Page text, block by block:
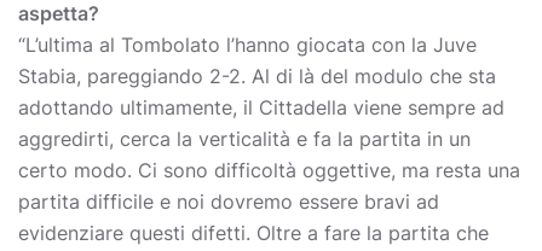
aspetta?
“L’ultima al Tombolato l’hanno giocata con la Juve
Stabia, pareggiando 2-2. Al di là del modulo che sta
adottando ultimamente, il Cittadella viene sempre ad
aggredirti, cerca la verticalità e fa la partita in un
certo modo. Ci sono difficoltà oggettive, ma resta una
partita difficile e noi dovremo essere bravi ad
evidenziare questi difetti. Oltre a fare la partita che